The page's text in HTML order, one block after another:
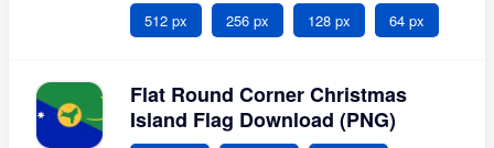
512 px 256 px 128 px 64 px
Flat Round Corner Christmas
Island Flag Download (PNG)